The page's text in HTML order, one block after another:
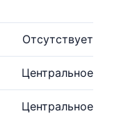
Отсутствует
Центральное
Центральное